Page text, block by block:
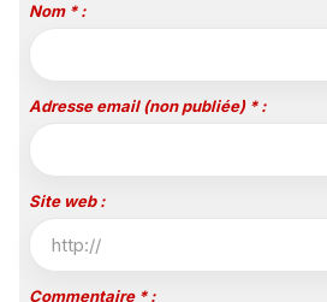
Nom * :
Adresse email (non publiée) * :
Site web :
Commentaire * :